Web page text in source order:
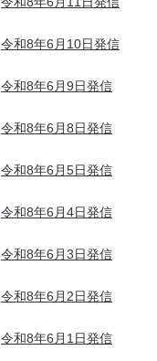
令和8年6月10日発信
令和8年6月9日発信
令和8年6月8日発信
令和8年6月5日発信
令和8年6月4日発信
令和8年6月3日発信
令和8年6月2日発信
令和8年6月1日発信